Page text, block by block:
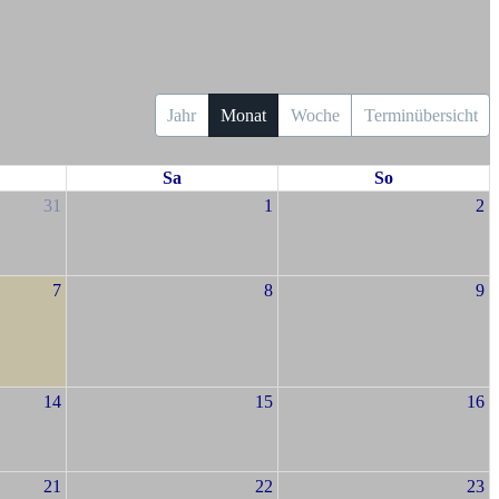
Jahr Monat Woche Terminübersicht
Sa
So
31
1 2
7 8 9
14 15 16
21 22 23